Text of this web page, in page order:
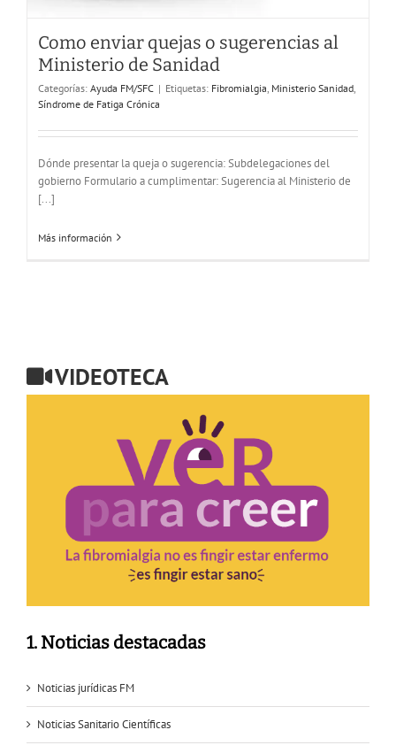
Como enviar quejas o sugerencias al
Ministerio de Sanidad
Categorías: Ayuda FM/SFC | Etiquetas: Fibromialgia Ministerio Sanidad
Síndrome de Fatiga Crónica
Dónde presentar la queja o sugerencia: Subdelegaciones del
gobierno Formulario a cumplimentar: Sugerencia al Ministerio de
[...]
Más información
VIDEOTECA
1. Noticias destacadas
Noticias jurídicas FM
Noticias Sanitario Científicas